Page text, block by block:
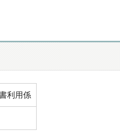
利用係